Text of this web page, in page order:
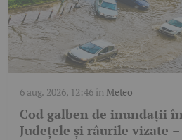
6 aug. 2026, 12:46în Meteo
Cod galben de inundații
Județele și râurile vizate –